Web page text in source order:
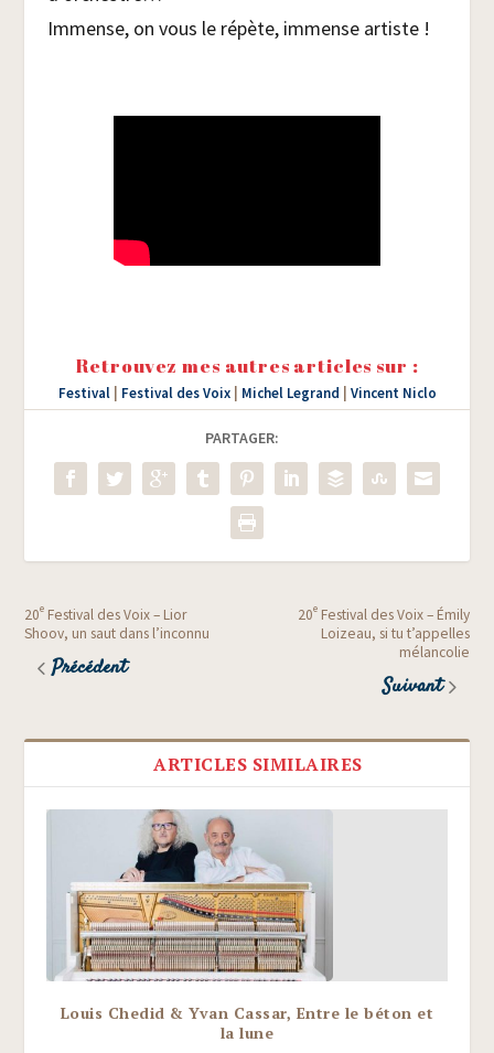
Immense, on vous le répète, immense artiste !
Retrouvez mes autres articles sur :
Festival| Festival des Voix| Michel Legrand Vincent Niclo
PARTAGER:
20e Festival des Voix – Lior
Shoov, un saut dans l’inconnu
Précédent
20eFestival des Voix – Émily
Loizeau, si tu t’appelles
mélancolie
Suivant
ARTICLES SIMILAIRES
Louis Chedid & Yvan Cassar, Entre le béton et
la lune